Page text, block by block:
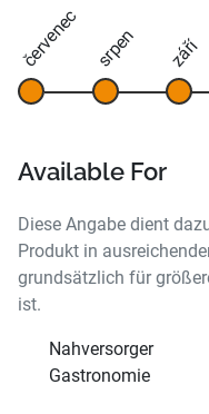
červenec srpen září
Available For
Diese Angabe dient
Produkt in
grundsätzlich für
ist.
Nahversorger
Gastronomie